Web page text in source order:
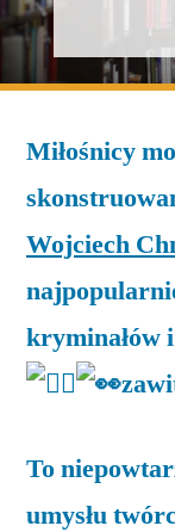
Miłośnicy
Wojciech
kryminałów
To
umysłu